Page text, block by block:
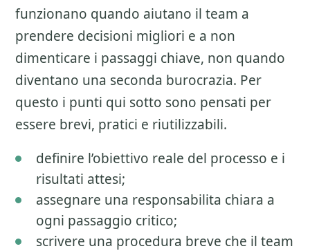
funzionano quando aiutano il team a
prendere decisioni migliori e a non
dimenticare i passaggi chiave, non quando
diventano una seconda burocrazia. Per
questo i punti qui sotto sono pensati per
essere brevi, pratici e riutilizzabili.
definire l’obiettivo reale del processo e i
risultati attesi;
assegnare una responsabilita chiara a
ogni passaggio critico;
scrivere una procedura breve che il team